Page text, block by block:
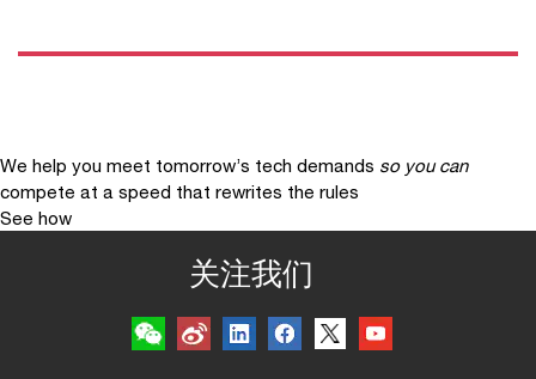
We help you meet tomorrow’s tech demands so you can
compete at a speed that rewrites the rules
See how
关注我们